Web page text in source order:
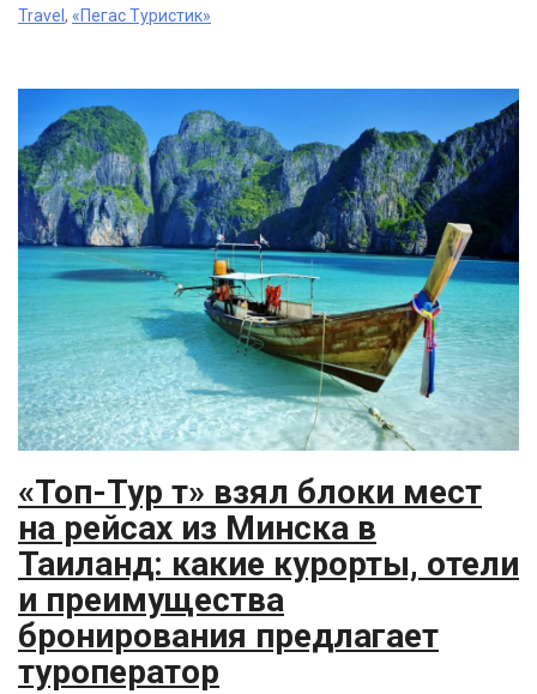
Travel , «Пегас Туристик»
«Топ-Тур т» взял блоки мест
на рейсах из Минска в
Таиланд: какие курорты, отели
и преимущества
бронирования предлагает
туроператор